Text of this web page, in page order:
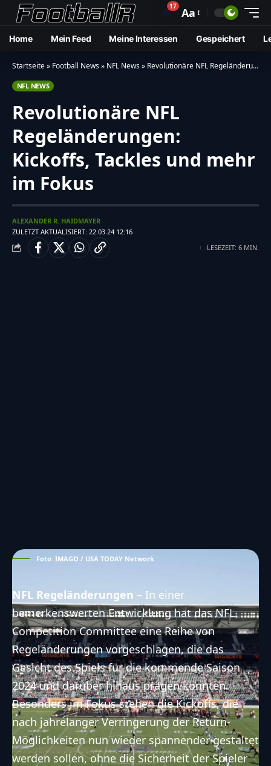
🔔17 Aa
Home Mein Feed Meine Interessen Gespeichert
Startseite» Football News» NFL News» Revolutionäre NFL Regeländerungen: Kickoffs, Tackles und mehr im Fokus
NFL NEWS
Revolutionäre NFL
Regeländerungen:
Kickoffs, Tackles und mehr
im Fokus
ZULETZT AKTUALISIERT: 22.03.24 12:16
ALEXANDER R. HAIDMAYER
LESEZEIT: 6 MIN.
Foto: IMAGO / USA TODAY Network
NFL Regeländerungen – In einer
bemerkenswerten Entwicklung hat das NFL
Competition Committee eine Reihe von
Regeländerungen vorgeschlagen, die das
Gesicht des Spiels für die kommende Saison
2024 und darüber hinaus prägen könnten.
Besonders im Fokus stehen die Kickoffs, die
nach jahrelanger Verringerung der Return-
Möglichkeiten nun wieder spannender gestaltet
werden sollen, ohne die Sicherheit der Spieler